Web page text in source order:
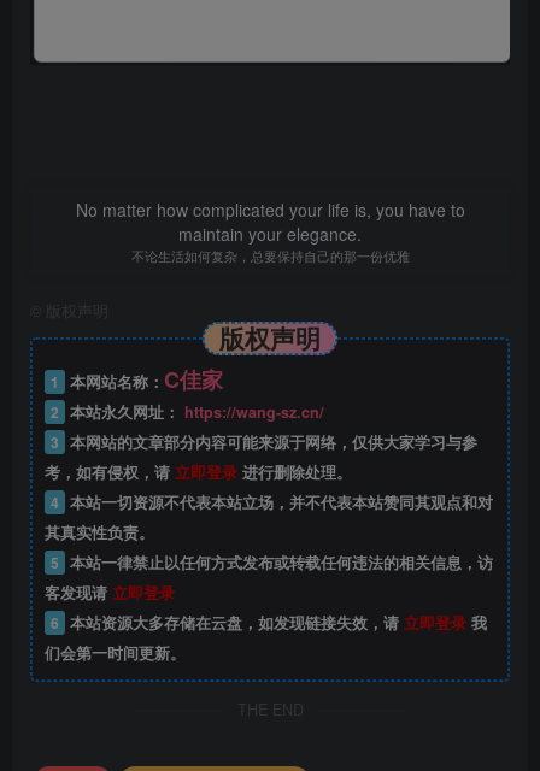
No matter how complicated your life is, you have to
maintain your elegance.
不论生活如何复杂，总要保持自己的那一份优雅
版权声明
版权声明
1 本网站名称： C佳家
2 本站永久网址： https://wang-sz.cn/
3 本网站的文章部分内容可能来源于网络，仅供大家学习与参
考，如有侵权，请 立即登录 进行删除处理。
4 本站一切资源不代表本站立场，并不代表本站赞同其观点和对
其真实性负责。
5 本站一律禁止以任何方式发布或转载任何违法的相关信息，访
客发现请 立即登录
6 本站资源大多存储在云盘，如发现链接失效，请 立即登录 我
们会第一时间更新。
THE END